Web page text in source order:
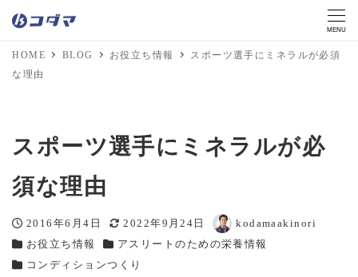
MENU
HOME BLOG お役立ち情報
スポーツ選手にミネラルが必須
な理由
スポーツ選手にミネラルが必
須な理由
2016年6月4日
2022年9月24日
著
kodamaakinori
お役立ち情報
アスリートのための栄養情報
コンディションつくり